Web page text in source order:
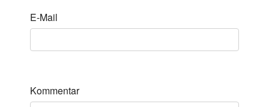
E-Mail
Kommentar